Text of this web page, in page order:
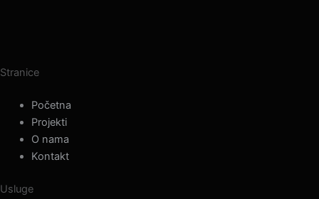
Stranice
Početna
Projekti
O nama
Kontakt
Usluge